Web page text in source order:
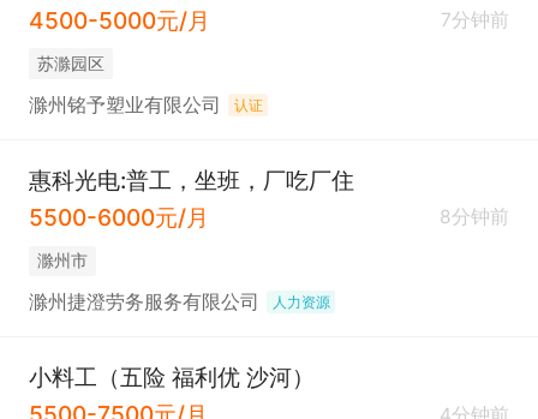
4500-5000元/月
7分钟前
苏滁园区
滁州铭予塑业有限公司 认证
惠科光电:普工，坐班，厂吃厂住
5500-6000元/月
8分钟前
滁州市
滁州捷澄劳务服务有限公司 人力资源
小料工（五险 福利优 沙河）
4分钟前